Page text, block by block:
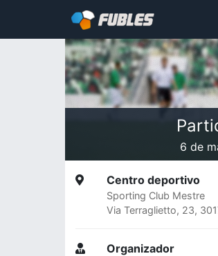
6 de
Centro deportivo
Sporting Club Mestre
Via Terraglietto, 23,
Organizador